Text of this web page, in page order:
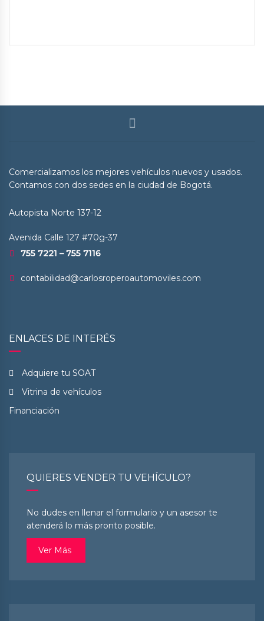
Comercializamos los mejores vehículos nuevos y usados.
Contamos con dos sedes en la ciudad de Bogotá.
Autopista Norte 137-12
Avenida Calle 127 #70g-37
755 7221 – 755 7116
contabilidad@carlosroperoautomoviles.com
ENLACES DE INTERÉS
Adquiere tu SOAT
Vitrina de vehículos
Financiación
QUIERES VENDER TU VEHÍCULO?
No dudes en llenar el formulario y un asesor te
atenderá lo más pronto posible.
Ver Más